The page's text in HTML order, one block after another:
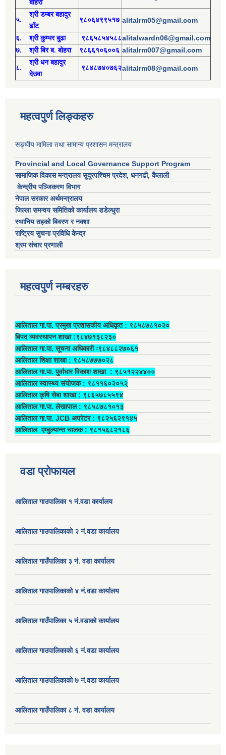
बोहरा
५.
श्री डम्बर बहादुर
ढाँट
९८०६४९९५१७ alitalrm05@gmail.com
६. श्री कुम्भर बुढा ९८६५८५४५८८alitalwardn06@gmail.com
७. श्री बिर ब. बोहरा ९८६६१०६००६ alitalrm007@gmail.com
८.
श्री धन बहादुर
देउवा
९८४८७४०७६२alitalrm08@gmail.com
महत्वपुर्ण लिङ्कहरु
सङ्घीय मामिला तथा सामान्य प्रशासन मन्त्रालय
Provincial and Local Governance Support Program
सामाजिक विकास मन्त्रालय सुदूरपश्चिम प्रदेश, धनगढी, कैलाली
केन्द्रीय पञ्जिकरण विभाग
नेपाल सरकार अर्थमन्त्रालय
जिल्ला समन्वय समितिको कार्यालय डडेल्धुरा
स्थानिय तहको बिवरण र नक्शा
राष्ट्रिय सुचना प्रविधि केन्द्र
श्रम संचार प्रणाली
महत्वपुर्ण नम्बरहरु
आलिताल गा.पा. प्रमुख प्रशासकीय अधिकृत ‍: ९८५८७८१०२०
बिपद व्यवस्थापन शाखा :९८४७१३८२३०
आलिताल गा.पा. सूचना अधिकारी ः९८४८८२७०६१
आलिताल शिक्षा शाखा : ९८५८७७७०२८
आलिताल गा.पा. पुर्वाधार विकाश शाखा ‍: ९८५१२२४४००
आलिताल स्वास्थ्य संयोजक ‍: ९८११६०२०५२्
आलिताल कृषि सेबा शाखा : ९८६५७८५५९४
आलिताल गा.पा. लेखापाल ‍: ९८५८७८१०१३
आलिताल गा.पा. JCB अपरेटर ‍: ९८२५६२९१४५
आलिताल एम्बुल्यान्स चालक ‍: ९८१५६८२१८६
वडा प्रोफायल
आलिताल गाउपालिका १ नं.वडा कार्यालय
आलिताल गाउपालिकाको २ नं.वडा कार्यालय
आलिताल गाउँपालिका ३ नं. वडा कार्यालय
आलिताल गाउपालिकाको ४ नं.वडा कार्यालय
आलिताल गाउँपालिका ५ नं.वडाको कार्यालय
आलिताल गाउपालिकाको ६ नं.वडा कार्यालय
आलिताल गाउपालिकाको ७ नं.वडा कार्यालय
आलिताल गाउँपालिका ८ नं. वडा कार्यालय